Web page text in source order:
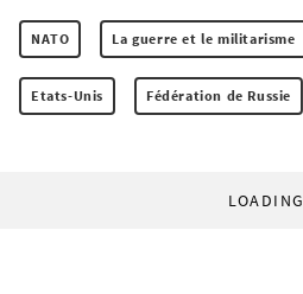
NATO La guerre et le militarisme
Etats-Unis Fédération de Russie
LOADING